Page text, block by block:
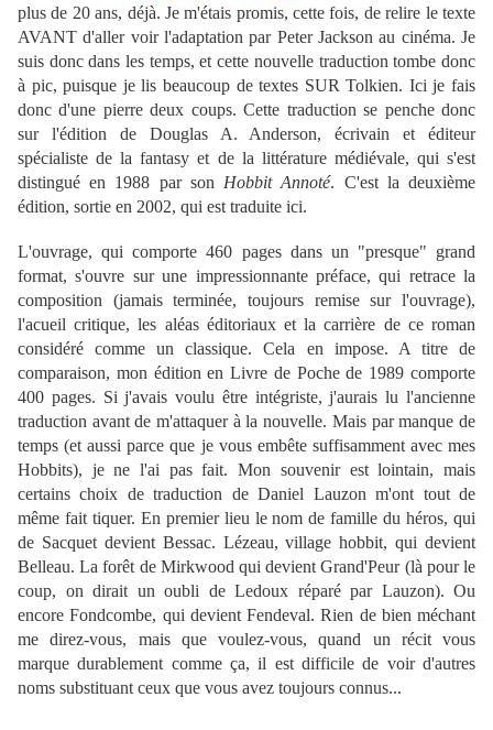
plus de 20 ans, déjà. Je m'étais promis, cette fois, de relire le texte
AVANT d'aller voir l'adaptation par Peter Jackson au cinéma. Je
suis donc dans les temps, et cette nouvelle traduction tombe donc
à pic, puisque je lis beaucoup de textes SUR Tolkien. Ici je fais
donc d'une pierre deux coups. Cette traduction se penche donc
sur l'édition de Douglas A. Anderson, écrivain et éditeur
spécialiste de la fantasy et de la littérature médiévale, qui s'est
distingué en 1988 par son Hobbit Annoté. C'est la deuxième
édition, sortie en 2002, qui est traduite ici.
L'ouvrage, qui comporte 460 pages dans un "presque" grand
format, s'ouvre sur une impressionnante préface, qui retrace la
composition (jamais terminée, toujours remise sur l'ouvrage),
l'acueil critique, les aléas éditoriaux et la carrière de ce roman
considéré comme un classique. Cela en impose. A titre de
comparaison, mon édition en Livre de Poche de 1989 comporte
400 pages. Si j'avais voulu être intégriste, j'aurais lu l'ancienne
traduction avant de m'attaquer à la nouvelle. Mais par manque de
temps (et aussi parce que je vous embête suffisamment avec mes
Hobbits), je ne l'ai pas fait. Mon souvenir est lointain, mais
certains choix de traduction de Daniel Lauzon m'ont tout de
même fait tiquer. En premier lieu le nom de famille du héros, qui
de Sacquet devient Bessac. Lézeau, village hobbit, qui devient
Belleau. La forêt de Mirkwood qui devient Grand'Peur (là pour le
coup, on dirait un oubli de Ledoux réparé par Lauzon). Ou
encore Fondcombe, qui devient Fendeval. Rien de bien méchant
me direz-vous, mais que voulez-vous, quand un récit vous
marque durablement comme ça, il est difficile de voir d'autres
noms substituant ceux que vous avez toujours connus...